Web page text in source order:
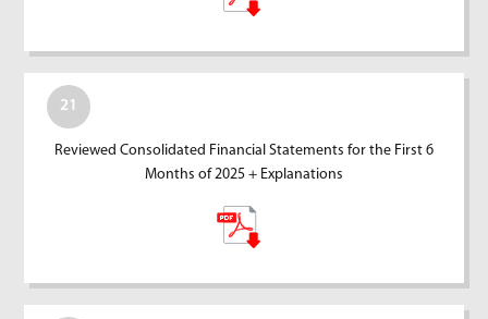
21
Reviewed Consolidated Financial Statements for the First 6
Months of 2025 + Explanations